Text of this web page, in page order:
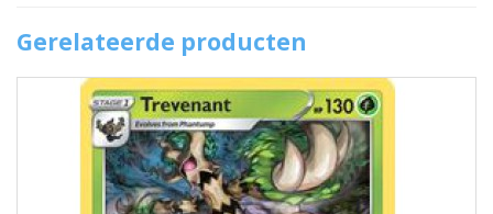
Gerelateerde producten